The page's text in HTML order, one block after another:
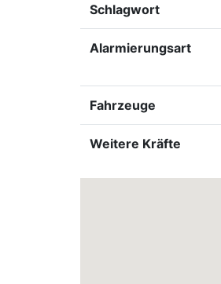
Schlagwort
Alarmierungsart
Fahrzeuge
Weitere Kräfte